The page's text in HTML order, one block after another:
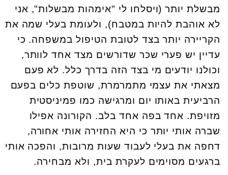
מבשלת יותר (ויסלחו לי "אימהות מבשלות", אני
לא אוהבת להיות במטבח), ולעומת בעלי שמה את
הקריירה יותר בצד לטובת הטיפול במשפחה. כי
עדיין יש פערי שכר שדורשים מצד אחד לוותר,
וכולנו יודעים מי בצד הזה בדרך כלל. לא פעם
מצאתי את עצמי מתמרמרת, שוטפת כלים בפעם
הרביעית באותו יום ומרגישה כמו פמיניסטית
מזויפת. אחד בפה אחד בלב. הקורונה אפילו
שברה אותי יותר כי היא החזירה אותי אחורה,
דחפה את בעלי לעבוד שעות מרובות, והפכה אותי
ברגעים מסוימים לעקרת בית, ולא מבחירה.